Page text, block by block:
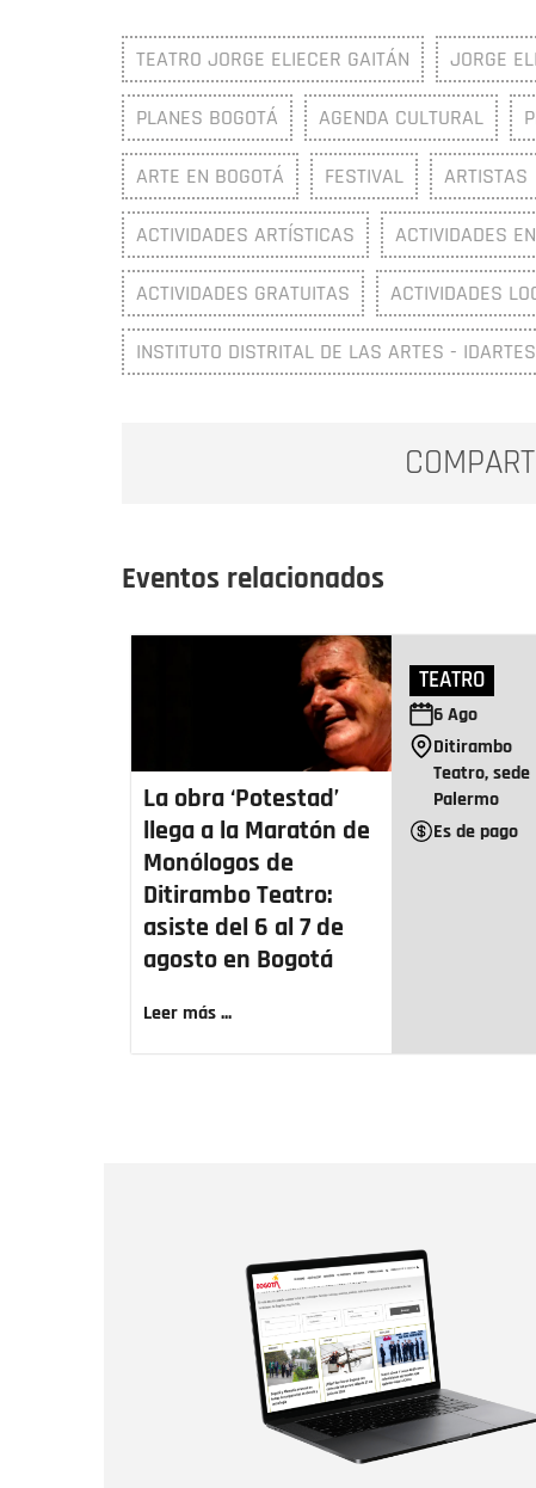
TEATRO JORGE ELIECER GAITÁN JORGE
PLANES BOGOTÁ AGENDA CULTURAL
ARTE EN BOGOTÁ FESTIVAL ARTISTAS
ACTIVIDADES ARTÍSTICAS ACTIVIDADES
ACTIVIDADES GRATUITAS ACTIVIDADES
INSTITUTO DISTRITAL DE LAS ARTES - IDARTES
Eventos relacionados
La obra ‘Potestad’
llega a la Maratón de
Monólogos de
Ditirambo Teatro:
asiste del 6 al 7 de
agosto en Bogotá
Leer más ...
TEATRO
6Ago
Ditirambo
Teatro, sede
Palermo
Es de pago